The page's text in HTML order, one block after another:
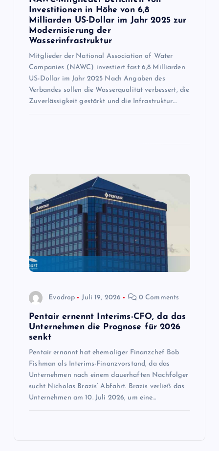
Investitionen in Höhe von 6,8
Milliarden US-Dollar im Jahr 2025 zur
Modernisierung der
Wasserinfrastruktur
Mitglieder der National Association of Water
Companies (NAWC) investiert fast 6,8 Milliarden
US-Dollar im Jahr 2025 Nach Angaben des
Verbandes sollen die Wasserqualität verbessert, die
Zuverlässigkeit gestärkt und die Infrastruktur…
Evodrop Juli 19, 2026 0 Comments
Pentair ernennt Interims-CFO, da das
Unternehmen die Prognose für 2026
senkt
Pentair ernannt hat ehemaliger Finanzchef Bob
Fishman als Interims-Finanzvorstand, da das
Unternehmen nach einem dauerhaften Nachfolger
sucht Nicholas Brazis‘ Abfahrt. Brazis verließ das
Unternehmen am 10. Juli 2026, um eine…